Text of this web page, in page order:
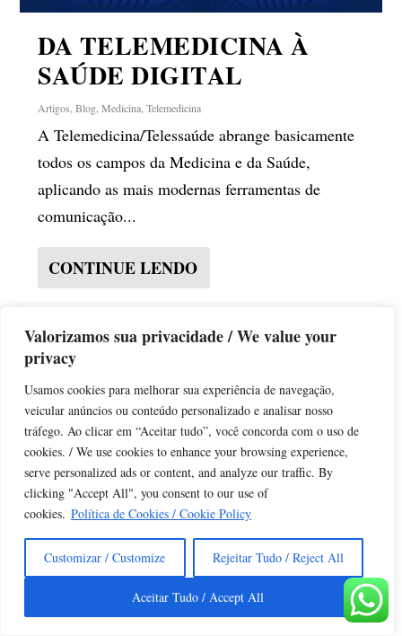
Valorizamos sua privacidade / We value your
privacy
Usamos cookies para melhorar sua experiência de navegação,
veicular anúncios ou conteúdo personalizado e analisar nosso
tráfego. Ao clicar em “Aceitar tudo”, você concorda com o uso de
cookies. / We use cookies to enhance your browsing experience,
serve personalized ads or content, and analyze our traffic. By
clicking "Accept All", you consent to our use of
cookies. Política de Cookies / Cookie Policy
Customizar / Customize Rejeitar Tudo / Reject All
Aceitar Tudo / Accept All
DA TELEMEDICINA À
SAÚDE DIGITAL
Artigos ,Blog ,Medicina ,Telemedicina
A Telemedicina/Telessaúde abrange basicamente
todos os campos da Medicina e da Saúde,
aplicando as mais modernas ferramentas de
comunicação...
CONTINUE LENDO
O TOQUE DA CURA
Artigos,Blog,Telemedicina